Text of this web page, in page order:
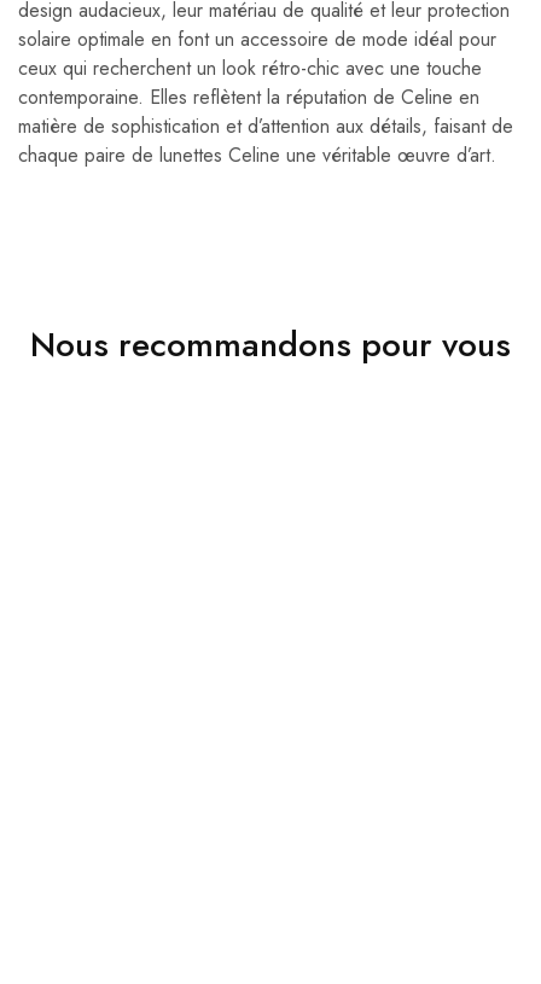
design audacieux, leur matériau de qualité et leur protection
solaire optimale en font un accessoire de mode idéal pour
ceux qui recherchent un look rétro-chic avec une touche
contemporaine. Elles reflètent la réputation de Celine en
matière de sophistication et d’attention aux détails, faisant de
chaque paire de lunettes Celine une véritable œuvre d’art.
Nous recommandons pour vous